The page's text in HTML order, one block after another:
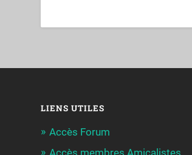
LIENS UTILES
Accès Forum